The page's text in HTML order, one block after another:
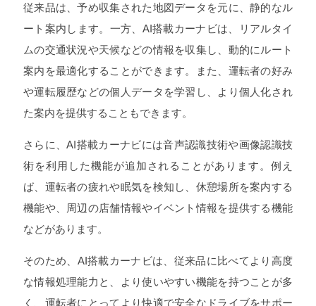
従来品は、予め収集された地図データを元に、静的なル
ート案内します。一方、AI搭載カーナビは、リアルタイ
ムの交通状況や天候などの情報を収集し、動的にルート
案内を最適化することができます。また、運転者の好み
や運転履歴などの個人データを学習し、より個人化され
た案内を提供することもできます。
さらに、AI搭載カーナビには音声認識技術や画像認識技
術を利用した機能が追加されることがあります。例え
ば、運転者の疲れや眠気を検知し、休憩場所を案内する
機能や、周辺の店舗情報やイベント情報を提供する機能
などがあります。
そのため、AI搭載カーナビは、従来品に比べてより高度
な情報処理能力と、より使いやすい機能を持つことが多
く、運転者にとってより快適で安全なドライブをサポー